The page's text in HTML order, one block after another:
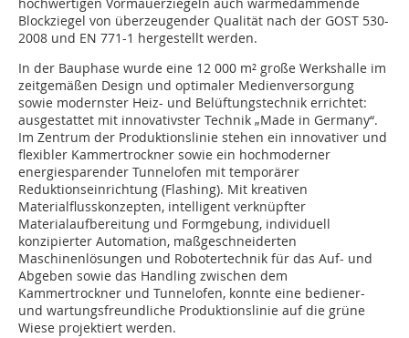
hochwertigen Vormauerziegeln auch wärmedämmende
Blockziegel von überzeugender Qualität nach der GOST 530-
2008 und EN 771-1 hergestellt werden.
In der Bauphase wurde eine 12 000 m² große Werkshalle im
zeitgemäßen Design und optimaler Medienversorgung
sowie modernster Heiz- und Belüftungstechnik errichtet:
ausgestattet mit innovativster Technik „Made in Germany“.
Im Zentrum der Produktionslinie stehen ein innovativer und
flexibler Kammertrockner sowie ein hochmoderner
energiesparender Tunnelofen mit temporärer
Reduktionseinrichtung (Flashing). Mit kreativen
Materialflusskonzepten, intelligent verknüpfter
Materialaufbereitung und Formgebung, individuell
konzipierter Automation, maßgeschneiderten
Maschinenlösungen und Robotertechnik für das Auf- und
Abgeben sowie das Handling zwischen dem
Kammertrockner und Tunnelofen, konnte eine bediener-
und wartungsfreundliche Produktionslinie auf die grüne
Wiese projektiert werden.